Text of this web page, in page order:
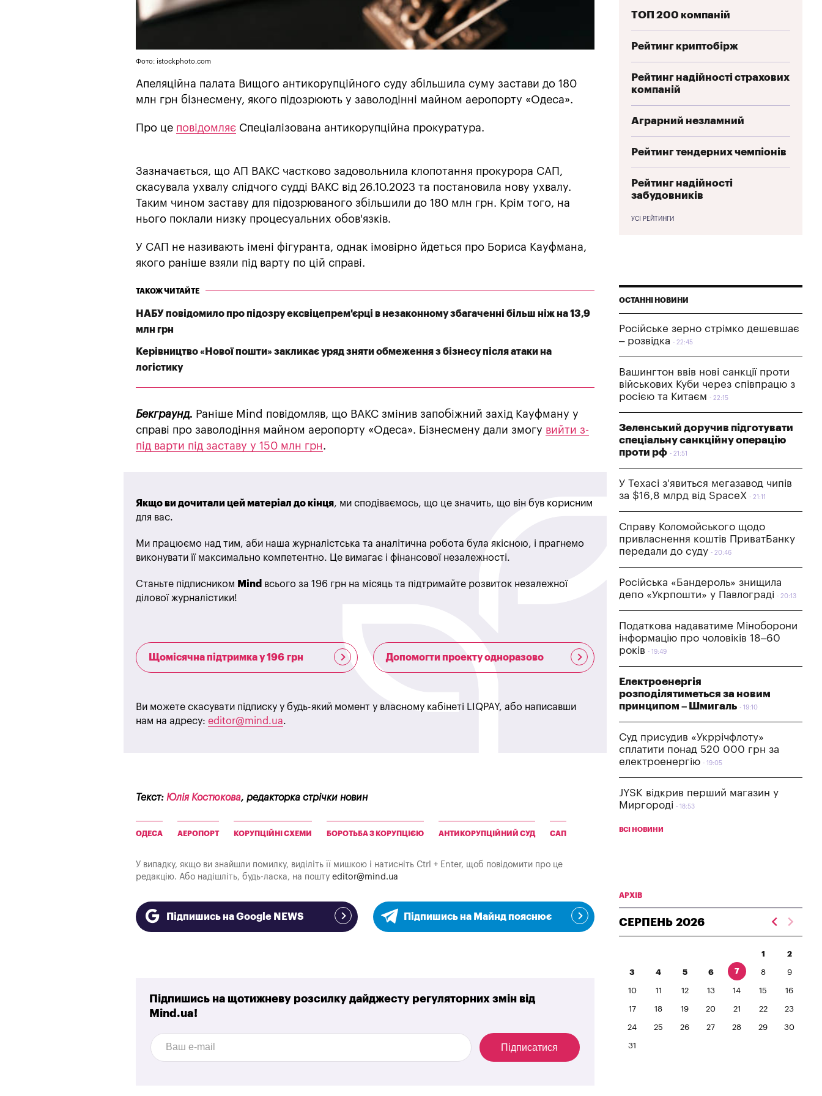
Фото: istockphoto.com
Апеляційна палата Вищого антикорупційного суду збільшила суму застави до 180
млн грн бізнесмену, якого підозрюють у заволодінні майном аеропорту «Одеса».
Про це повідомляє Спеціалізована антикорупційна прокуратура.
Зазначається, що АП ВАКС частково задовольнила клопотання прокурора САП,
скасувала ухвалу слідчого судді ВАКС від 26.10.2023 та постановила нову ухвалу.
Таким чином заставу для підозрюваного збільшили до 180 млн грн. Крім того, на
нього поклали низку процесуальних обов'язків.
У САП не називають імені фігуранта, однак імовірно йдеться про Бориса Кауфмана,
якого раніше взяли під варту по цій справі.
ТАКОЖ ЧИТАЙТЕ
НАБУ повідомило про підозру ексвіцепрем'єрці в незаконному збагаченні більш ніж на 13,9
млн грн
Керівництво «Нової пошти» закликає уряд зняти обмеження з бізнесу після атаки на
логістику
Бекграунд. Раніше Mind повідомляв, що ВАКС змінив запобіжний захід Кауфману у
справі про заволодіння майном аеропорту «Одеса». Бізнесмену дали змогу вийти з-
під варти під заставу у 150 млн грн.
Якщо ви дочитали цей матеріал до кінця, ми сподіваємось, що це значить, що він був корисним
для вас.
Ми працюємо над тим, аби наша журналістська та аналітична робота була якісною, і прагнемо
виконувати її максимально компетентно. Це вимагає і фінансової незалежності.
Станьте підписником Mind всього за 196 грн на місяць та підтримайте розвиток незалежної
ділової журналістики!
Щомісячна підтримка у 196 грн Допомогти проекту одноразово
Ви можете скасувати підписку у будь-який момент у власному кабінеті LIQPAY, або написавши
нам на адресу: editor@mind.ua.
Текст: Юлія Костюкова, редакторка стрічки новин
ОДЕСА АЕРОПОРТ КОРУПЦІЙНІ СХЕМИ БОРОТЬБА З КОРУПЦІЄЮ АНТИКОРУПЦІЙНИЙ СУД САП
У випадку, якщо ви знайшли помилку, виділіть її мишкою і натисніть Ctrl + Enter, щоб повідомити про це
редакцію. Або надішліть, будь-ласка, на пошту editor@mind.ua
Підпишись на Google NEWS Підпишись на Майнд пояснює
Підпишись на щотижневу розсилку дайджесту регуляторних змін від
Mind.ua!
Підписатися
ТОП 200 компаній
Рейтинг криптобірж
Рейтинг надійності страхових
компаній
Аграрний незламний
Рейтинг тендерних чемпіонів
Рейтинг надійності
забудовників
УСІ РЕЙТИНГИ
ОСТАННІ НОВИНИ
Російське зерно стрімко дешевшає
– розвідка
22:45
Вашингтон ввів нові санкції проти
військових Куби через співпрацю з
росією та Китаєм
22:15
Зеленський доручив підготувати
спеціальну санкційну операцію
проти рф
21:51
У Техасі з'явиться мегазавод чипів
за $16,8 млрд від SpaceX
21:11
Справу Коломойського щодо
привласнення коштів ПриватБанку
передали до суду
20:46
Російська «Бандероль» знищила
депо «Укрпошти» у Павлограді
20:13
Податкова надаватиме Міноборони
інформацію про чоловіків 18–60
років
19:49
Електроенергія
розподілятиметься за новим
принципом – Шмигаль
19:10
Суд присудив «Укррічфлоту»
сплатити понад 520 000 грн за
електроенергію
19:05
JYSK відкрив перший магазин у
Миргороді
18:53
ВСІ НОВИНИ
АРХІВ
СЕРПЕНЬ 2026
1 2
3 4 5 6 7 8 9
10 11 12 13 14 15 16
17 18 19 20 21 22 23
24 25 26 27 28 29 30
31